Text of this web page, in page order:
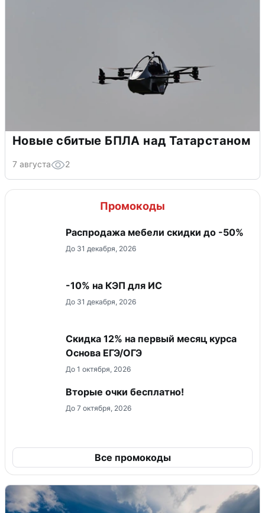
Новые сбитые БПЛА над Татарстаном
7 августа 2
Промокоды
Распродажа мебели скидки до -50%
До 31 декабря, 2026
-10% на КЭП для ИС
До 31 декабря, 2026
Скидка 12% на первый месяц курса
Основа ЕГЭ/ОГЭ
До 1 октября, 2026
Вторые очки бесплатно!
До 7 октября, 2026
Все промокоды